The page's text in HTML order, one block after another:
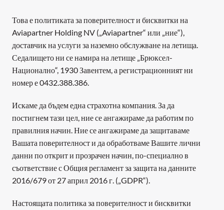
Това е политиката за поверителност и бисквитки на
Aviapartner Holding NV („Aviapartner“ или „ние“),
доставчик на услуги за наземно обслужване на летища.
Седалището ни се намира на летище „Брюксел-
Национално“, 1930 Завентем, а регистрационният ни
номер е 0432.388.386.
Искаме да бъдем една страхотна компания. За да
постигнем тази цел, ние се ангажираме да работим по
правилния начин. Ние се ангажираме да защитаваме
Вашата поверителност и да обработваме Вашите лични
данни по открит и прозрачен начин, по-специално в
съответствие с Общия регламент за защита на данните
2016/679 от 27 април 2016 г. („GDPR“).
Настоящата политика за поверителност и бисквитки